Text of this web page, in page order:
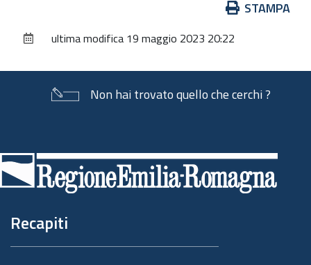
documento
STAMPA
ultima modifica 19 maggio 2023 20:22
Non hai trovato quello che cerchi ?
di
pagina
Recapiti